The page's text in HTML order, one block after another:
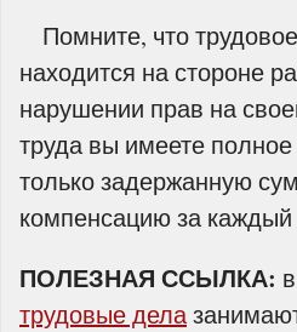
Помните, что
находится на стороне
нарушении прав на
труда вы имеете
только задержанную
компенсацию за каждый
ПОЛЕЗНАЯ ССЫЛКА:
трудовые дела